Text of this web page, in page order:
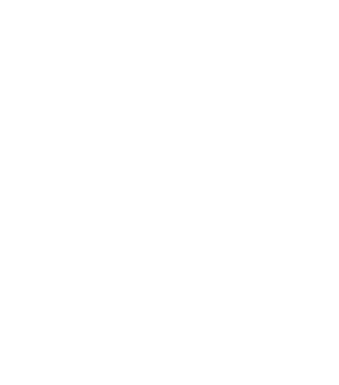
APOLLO NEXT 036
вулиця Семена Палія, 93А,
APOLLO NEXT 037
вулиця Новощіпний Ряд, 2,
APOLLO NEXT 024
вулиця Кульпарківська,
APOLLO NEXT 034
вулиця Героїв УПА, 73б,